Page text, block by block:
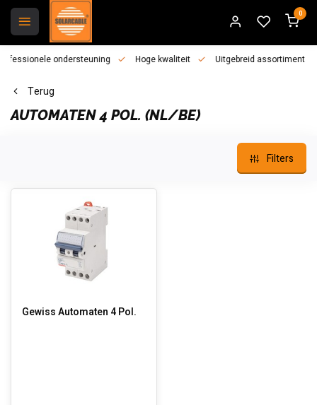
0
ondersteuning Hoge kwaliteit Uitgebreid assortiment
Terug
AUTOMATEN 4 POL. (NL/BE)
Filters
Gewiss Automaten 4 Pol.